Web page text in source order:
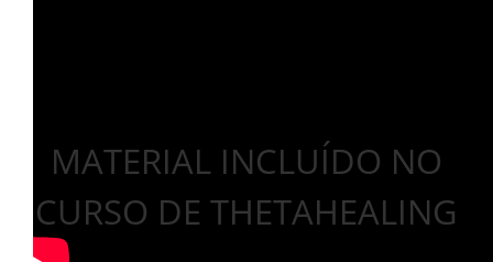
MATERIAL INCLUÍDO NO
CURSO DE THETAHEALING